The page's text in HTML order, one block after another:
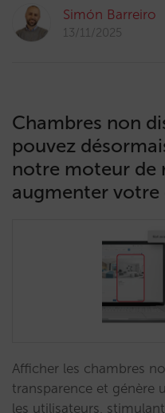
Simón Barreiro
13/11/2025
Chambres non
pouvez
notre moteur de
augmenter votre
Afficher les chambres
transparence et génère
les utilisateurs,